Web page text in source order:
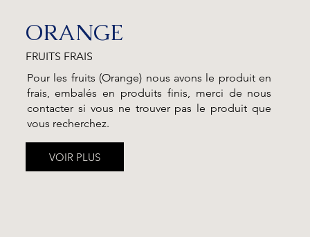
ORANGE
FRUITS FRAIS
Pour les fruits (Orange) nous avons le produit en
frais, embalés en produits finis, merci de nous
contacter si vous ne trouver pas le produit que
vous recherchez.
VOIR PLUS